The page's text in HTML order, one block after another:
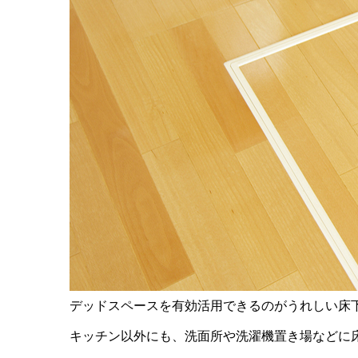
デッドスペースを有効活用できるのがうれしい
キッチン以外にも、洗面所や洗濯機置き場など